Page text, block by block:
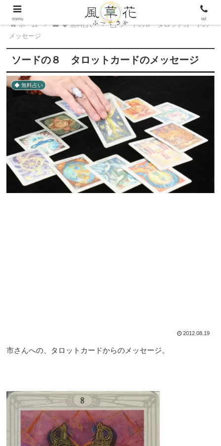
ホーム ◆ 無料占い
ソードの８ タロットカードの
メッセージ
ソードの８ タロットカードのメッセージ
◆ 無料占い
2012.08.19
市さんへの、タロットカードからのメッセージ。
menu tel